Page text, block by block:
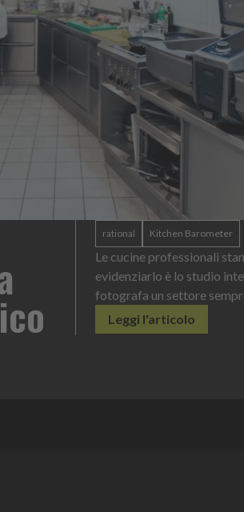
rational Kitchen Barometer
Le cucine professionali
evidenziarlo è lo studio
fotografa un settore
Leggi l'articolo